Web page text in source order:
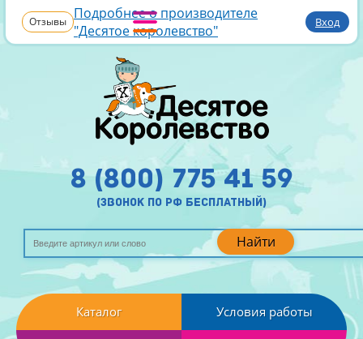
Отзывы Подробнее о производителе
"Десятое королевство"
Вход
Найти
8 (800) 775 41 59
(звонок по рф бесплатный)
Каталог Условия работы